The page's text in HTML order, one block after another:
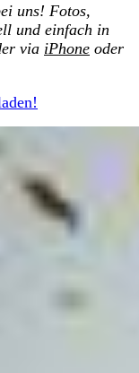
uns! Fotos,
und einfach in
via iPhone oder